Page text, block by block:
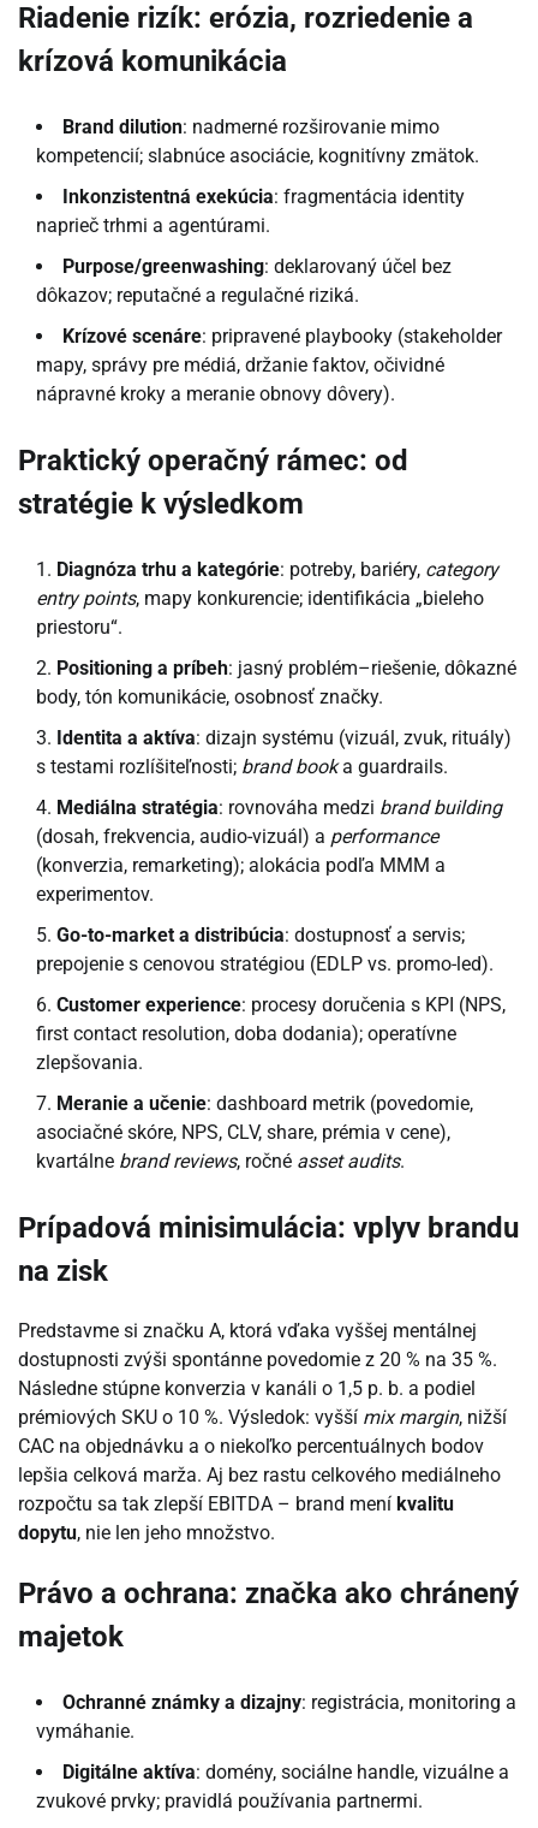
Riadenie rizík: erózia, rozriedenie a
krízová komunikácia
Brand dilution: nadmerné rozširovanie mimo
kompetencií; slabnúce asociácie, kognitívny zmätok.
Inkonzistentná exekúcia: fragmentácia identity
naprieč trhmi a agentúrami.
Purpose/greenwashing: deklarovaný účel bez
dôkazov; reputačné a regulačné riziká.
Krízové scenáre: pripravené playbooky (stakeholder
mapy, správy pre médiá, držanie faktov, očividné
nápravné kroky a meranie obnovy dôvery).
Praktický operačný rámec: od
stratégie k výsledkom
Diagnóza trhu a kategórie: potreby, bariéry, category
entry points, mapy konkurencie; identifikácia „bieleho
priestoru“.
Positioning a príbeh: jasný problém–riešenie, dôkazné
body, tón komunikácie, osobnosť značky.
Identita a aktíva: dizajn systému (vizuál, zvuk, rituály)
s testami rozlíšiteľnosti; brand booka guardrails.
Mediálna stratégia: rovnováha medzi brand building
(dosah, frekvencia, audio-vizuál) a performance
(konverzia, remarketing); alokácia podľa MMM a
experimentov.
Go-to-market a distribúcia: dostupnosť a servis;
prepojenie s cenovou stratégiou (EDLP vs. promo-led).
Customer experience: procesy doručenia s KPI (NPS,
first contact resolution, doba dodania); operatívne
zlepšovania.
Meranie a učenie: dashboard metrik (povedomie,
asociačné skóre, NPS, CLV, share, prémia v cene),
kvartálne brand reviews, ročné asset audits.
Prípadová minisimulácia: vplyv brandu
na zisk
Predstavme si značku A, ktorá vďaka vyššej mentálnej
dostupnosti zvýši spontánne povedomie z 20 % na 35 %.
Následne stúpne konverzia v kanáli o 1,5 p. b. a podiel
prémiových SKU o 10 %. Výsledok: vyšší mix margin, nižší
CAC na objednávku a o niekoľko percentuálnych bodov
lepšia celková marža. Aj bez rastu celkového mediálneho
rozpočtu sa tak zlepší EBITDA – brand mení kvalitu
dopytu, nie len jeho množstvo.
Právo a ochrana: značka ako chránený
majetok
Ochranné známky a dizajny: registrácia, monitoring a
vymáhanie.
Digitálne aktíva: domény, sociálne handle, vizuálne a
zvukové prvky; pravidlá používania partnermi.